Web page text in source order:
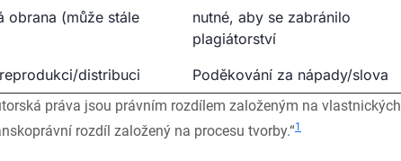
obrana (může stále
nutné, aby se zabránilo
plagiátorství
distribuci Poděkování za nápady/slova
práva jsou právním rozdílem založeným na vlastnických
rozdíl založený na procesu tvorby.“1